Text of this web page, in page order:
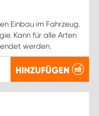
Einbau im Fahrzeug.
Kann für alle Arten
werden.
HINZUFÜGEN